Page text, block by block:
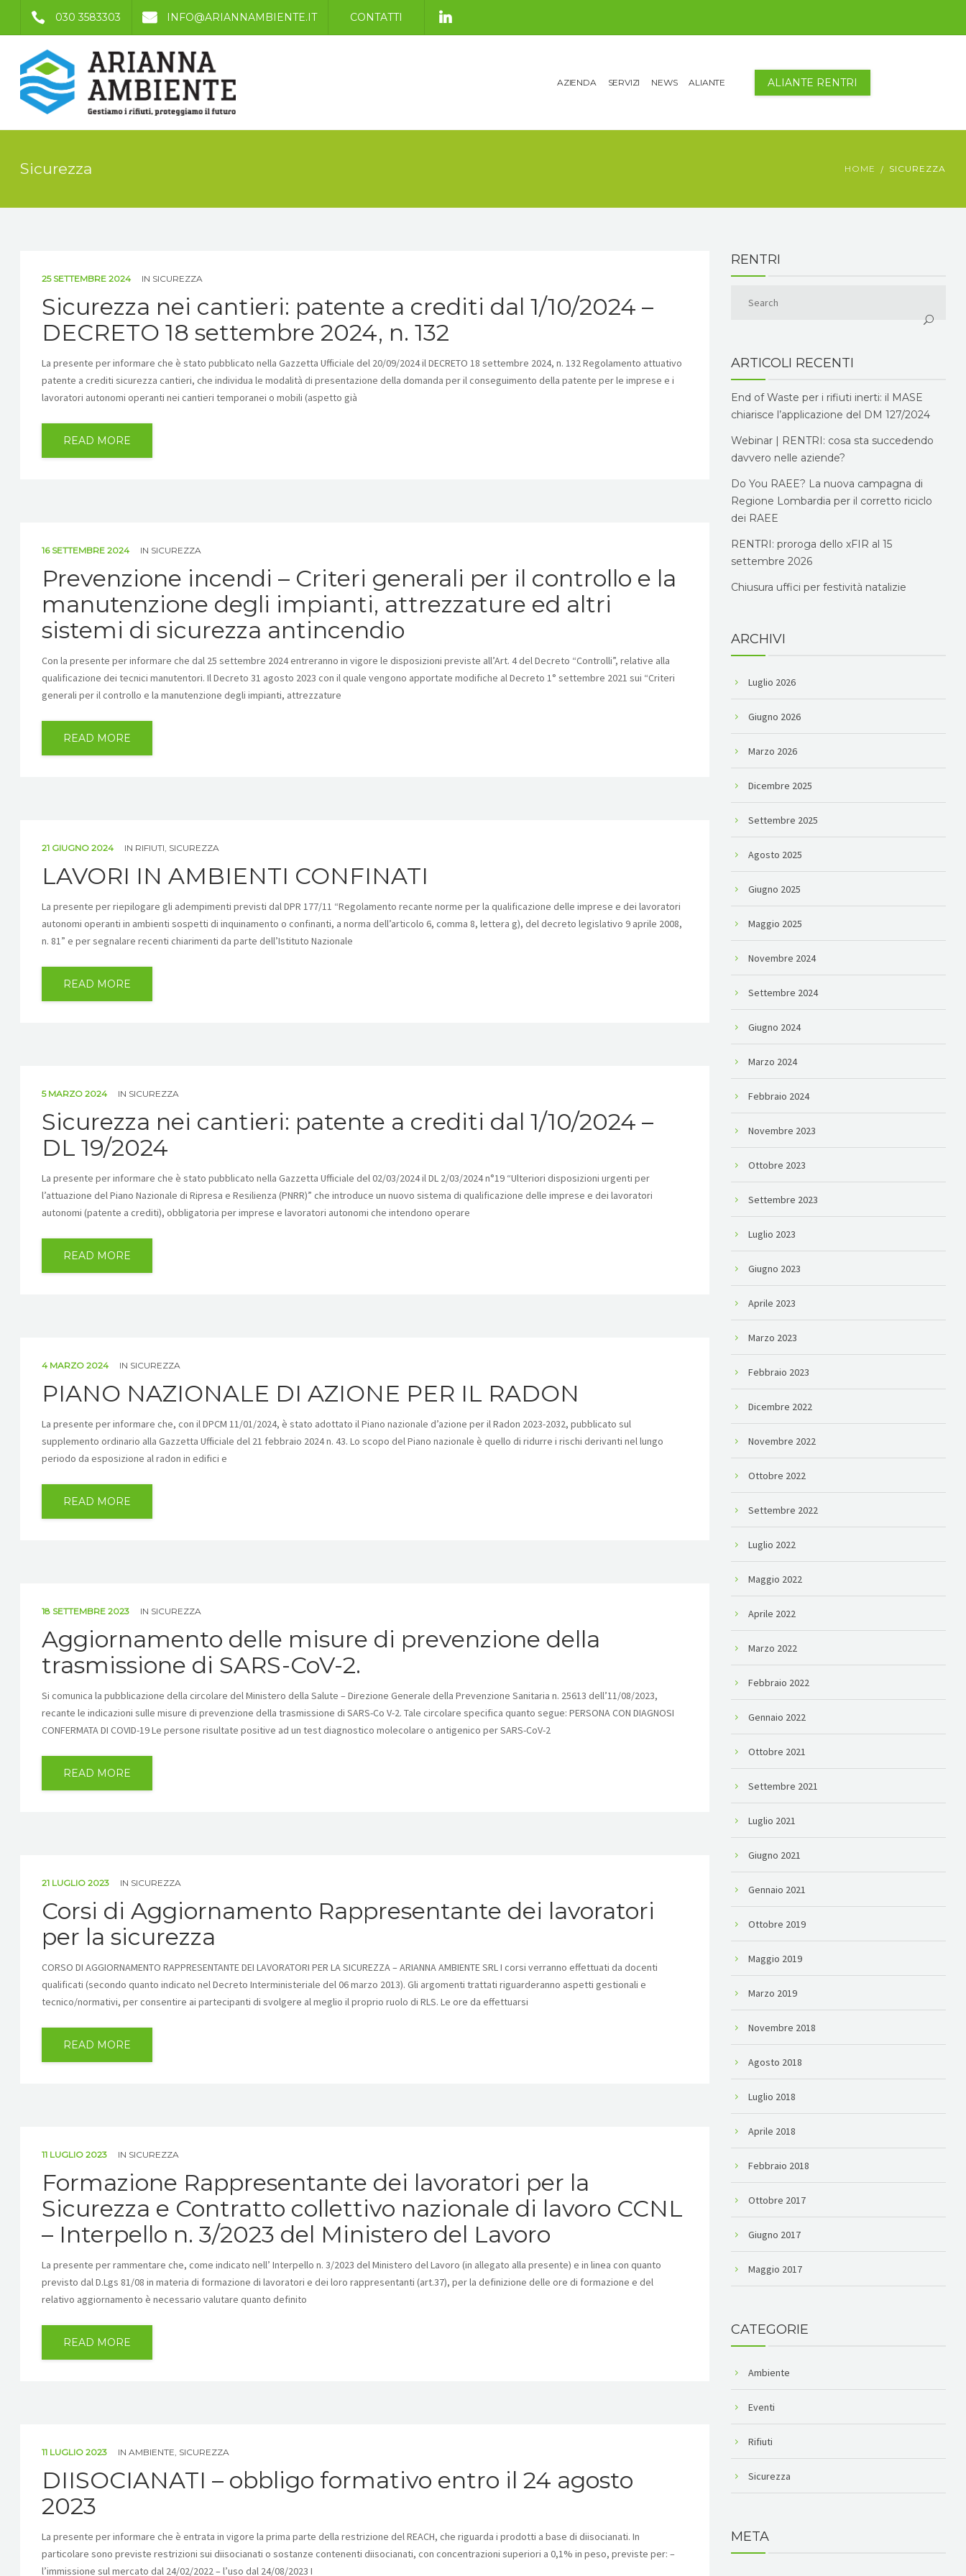
030 3583303 INFO@ARIANNAMBIENTE.IT CONTATTI
ALIANTE RENTRI
AZIENDA SERVIZI NEWS ALIANTE
Sicurezza HOME SICUREZZA
25 SETTEMBRE 2024 IN SICUREZZA
Sicurezza nei cantieri: patente a crediti dal 1/10/2024 –
DECRETO 18 settembre 2024, n. 132
La presente per informare che è stato pubblicato nella Gazzetta Ufficiale del 20/09/2024 il DECRETO 18 settembre 2024, n. 132 Regolamento attuativo
patente a crediti sicurezza cantieri, che individua le modalità di presentazione della domanda per il conseguimento della patente per le imprese e i
lavoratori autonomi operanti nei cantieri temporanei o mobili (aspetto già
READ MORE
16 SETTEMBRE 2024 IN SICUREZZA
Prevenzione incendi – Criteri generali per il controllo e la
manutenzione degli impianti, attrezzature ed altri
sistemi di sicurezza antincendio
Con la presente per informare che dal 25 settembre 2024 entreranno in vigore le disposizioni previste all’Art. 4 del Decreto “Controlli”, relative alla
qualificazione dei tecnici manutentori. Il Decreto 31 agosto 2023 con il quale vengono apportate modifiche al Decreto 1° settembre 2021 sui “Criteri
generali per il controllo e la manutenzione degli impianti, attrezzature
READ MORE
21 GIUGNO 2024 IN RIFIUTI, SICUREZZA
LAVORI IN AMBIENTI CONFINATI
La presente per riepilogare gli adempimenti previsti dal DPR 177/11 “Regolamento recante norme per la qualificazione delle imprese e dei lavoratori
autonomi operanti in ambienti sospetti di inquinamento o confinanti, a norma dell’articolo 6, comma 8, lettera g), del decreto legislativo 9 aprile 2008,
n. 81” e per segnalare recenti chiarimenti da parte dell’Istituto Nazionale
READ MORE
5 MARZO 2024 IN SICUREZZA
Sicurezza nei cantieri: patente a crediti dal 1/10/2024 –
DL 19/2024
La presente per informare che è stato pubblicato nella Gazzetta Ufficiale del 02/03/2024 il DL 2/03/2024 n°19 “Ulteriori disposizioni urgenti per
l’attuazione del Piano Nazionale di Ripresa e Resilienza (PNRR)” che introduce un nuovo sistema di qualificazione delle imprese e dei lavoratori
autonomi (patente a crediti), obbligatoria per imprese e lavoratori autonomi che intendono operare
READ MORE
4 MARZO 2024 IN SICUREZZA
PIANO NAZIONALE DI AZIONE PER IL RADON
La presente per informare che, con il DPCM 11/01/2024, è stato adottato il Piano nazionale d’azione per il Radon 2023-2032, pubblicato sul
supplemento ordinario alla Gazzetta Ufficiale del 21 febbraio 2024 n. 43. Lo scopo del Piano nazionale è quello di ridurre i rischi derivanti nel lungo
periodo da esposizione al radon in edifici e
READ MORE
18 SETTEMBRE 2023 IN SICUREZZA
Aggiornamento delle misure di prevenzione della
trasmissione di SARS-CoV-2.
Si comunica la pubblicazione della circolare del Ministero della Salute – Direzione Generale della Prevenzione Sanitaria n. 25613 dell’11/08/2023,
recante le indicazioni sulle misure di prevenzione della trasmissione di SARS-Co V-2. Tale circolare specifica quanto segue: PERSONA CON DIAGNOSI
CONFERMATA DI COVID-19 Le persone risultate positive ad un test diagnostico molecolare o antigenico per SARS-CoV-2
READ MORE
21 LUGLIO 2023 IN SICUREZZA
Corsi di Aggiornamento Rappresentante dei lavoratori
per la sicurezza
CORSO DI AGGIORNAMENTO RAPPRESENTANTE DEI LAVORATORI PER LA SICUREZZA – ARIANNA AMBIENTE SRL I corsi verranno effettuati da docenti
qualificati (secondo quanto indicato nel Decreto Interministeriale del 06 marzo 2013). Gli argomenti trattati riguarderanno aspetti gestionali e
tecnico/normativi, per consentire ai partecipanti di svolgere al meglio il proprio ruolo di RLS. Le ore da effettuarsi
READ MORE
11 LUGLIO 2023 IN SICUREZZA
Formazione Rappresentante dei lavoratori per la
Sicurezza e Contratto collettivo nazionale di lavoro CCNL
– Interpello n. 3/2023 del Ministero del Lavoro
La presente per rammentare che, come indicato nell’ Interpello n. 3/2023 del Ministero del Lavoro (in allegato alla presente) e in linea con quanto
previsto dal D.Lgs 81/08 in materia di formazione di lavoratori e dei loro rappresentanti (art.37), per la definizione delle ore di formazione e del
relativo aggiornamento è necessario valutare quanto definito
READ MORE
11 LUGLIO 2023 IN AMBIENTE, SICUREZZA
DIISOCIANATI – obbligo formativo entro il 24 agosto
2023
La presente per informare che è entrata in vigore la prima parte della restrizione del REACH, che riguarda i prodotti a base di diisocianati. In
particolare sono previste restrizioni sui diisocianati o sostanze contenenti diisocianati, con concentrazioni superiori a 0,1% in peso, previste per: –
l’immissione sul mercato dal 24/02/2022 – l’uso dal 24/08/2023 I
RENTRI
ARTICOLI RECENTI
End of Waste per i rifiuti inerti: il MASE
chiarisce l’applicazione del DM 127/2024
Webinar | RENTRI: cosa sta succedendo
davvero nelle aziende?
Do You RAEE? La nuova campagna di
Regione Lombardia per il corretto riciclo
dei RAEE
RENTRI: proroga dello xFIR al 15
settembre 2026
Chiusura uffici per festività natalizie
ARCHIVI
Luglio 2026
Giugno 2026
Marzo 2026
Dicembre 2025
Settembre 2025
Agosto 2025
Giugno 2025
Maggio 2025
Novembre 2024
Settembre 2024
Giugno 2024
Marzo 2024
Febbraio 2024
Novembre 2023
Ottobre 2023
Settembre 2023
Luglio 2023
Giugno 2023
Aprile 2023
Marzo 2023
Febbraio 2023
Dicembre 2022
Novembre 2022
Ottobre 2022
Settembre 2022
Luglio 2022
Maggio 2022
Aprile 2022
Marzo 2022
Febbraio 2022
Gennaio 2022
Ottobre 2021
Settembre 2021
Luglio 2021
Giugno 2021
Gennaio 2021
Ottobre 2019
Maggio 2019
Marzo 2019
Novembre 2018
Agosto 2018
Luglio 2018
Aprile 2018
Febbraio 2018
Ottobre 2017
Giugno 2017
Maggio 2017
CATEGORIE
Ambiente
Eventi
Rifiuti
Sicurezza
META